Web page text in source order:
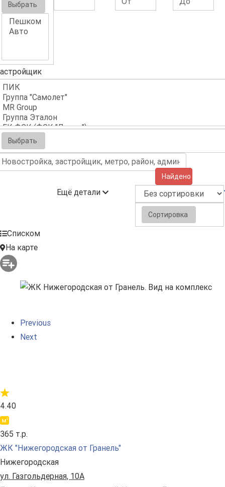
Выбрать
Выбрать
Найдено (9)
Ещё детали
Сортировка
Списком
На карте
Previous
Next
4.40
365 т.р.
ЖК "Нижегородская от Гранель"
Нижегородская
ул. Газгольдерная, 10А